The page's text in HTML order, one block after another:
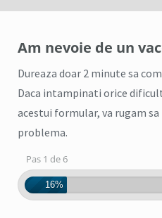
Am nevoie de un
Dureaza doar 2 minute sa
Daca intampinati orice
acestui formular, va rugam
problema.
Pas 1 de 6
16%